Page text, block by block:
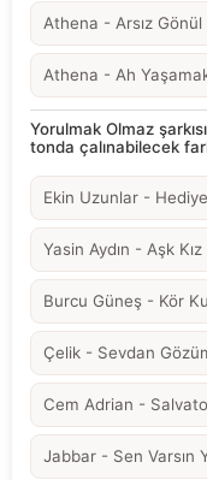
Athena - Arsız Gönül
Athena - Ah
Yorulmak Olmaz
tonda çalınabilecek
Ekin Uzunlar - Hediye
Yasin Aydın - Aşk Kız
Burcu Güneş - Kör
Çelik - Sevdan
Cem Adrian -
Jabbar - Sen Varsın